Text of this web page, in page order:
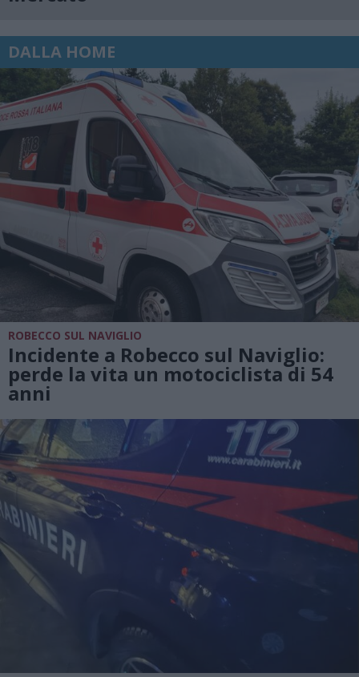
DALLA HOME
ROBECCO SUL NAVIGLIO
Incidente a Robecco sul Naviglio:
perde la vita un motociclista di 54
anni